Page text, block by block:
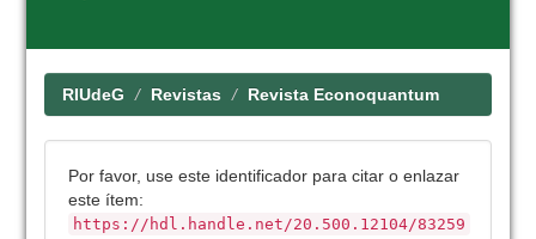
RIUdeG Revistas Revista Econoquantum
Por favor, use este identificador para citar o enlazar
este ítem:
https://hdl.handle.net/20.500.12104/83259